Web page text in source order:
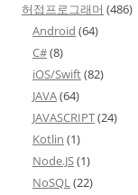
허접프로그래머 (486)
Android (64)
C#(8)
iOS/Swift(82)
JAVA(64)
JAVASCRIPT(24)
Kotlin (1)
Node.JS(1)
NoSQL(22)